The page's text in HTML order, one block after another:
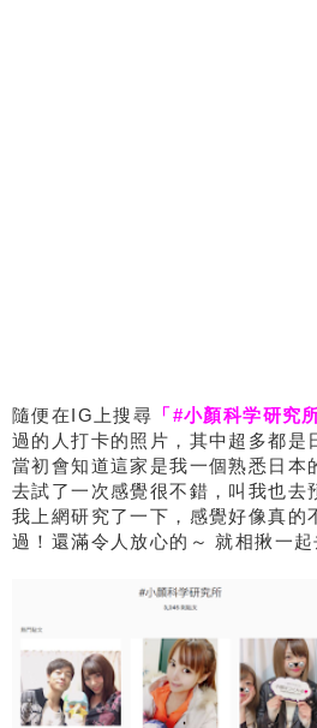
隨便在IG上搜尋 「#小顏科学研究所
過的人打卡的照片，其中超多都是
當初會知道這家是我一個熟悉日本
去試了一次感覺很不錯，叫我也去
我上網研究了一下，感覺好像真的
過！還滿令人放心的～ 就相揪一